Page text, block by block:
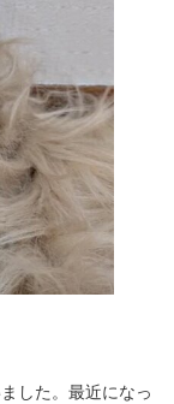
した。最近になっ